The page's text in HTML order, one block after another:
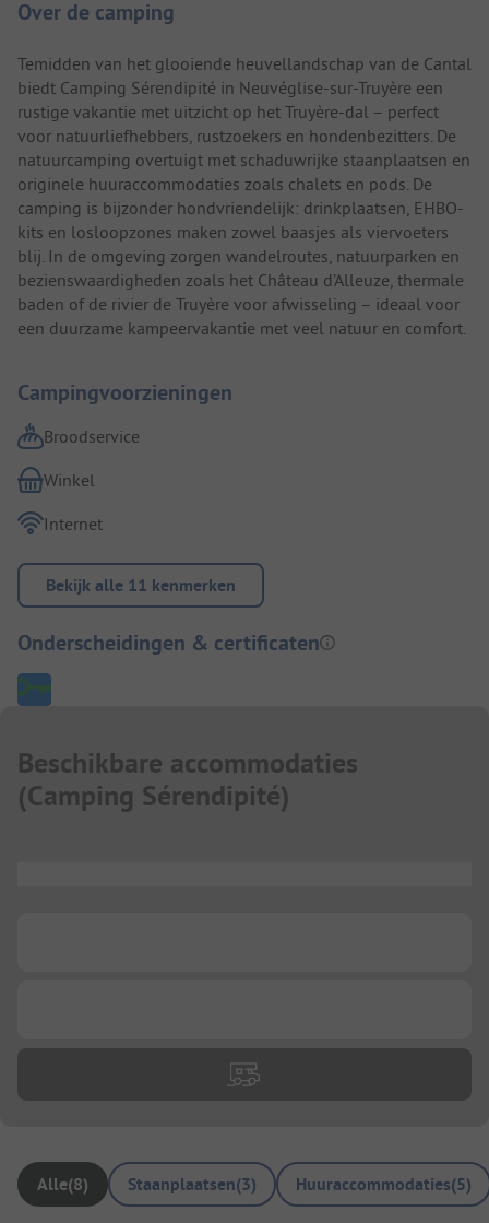
Over de camping
Temidden van het glooiende heuvellandschap van de Cantal
biedt Camping Sérendipité in Neuvéglise-sur-Truyère een
rustige vakantie met uitzicht op het Truyère-dal – perfect
voor natuurliefhebbers, rustzoekers en hondenbezitters. De
natuurcamping overtuigt met schaduwrijke staanplaatsen en
originele huuraccommodaties zoals chalets en pods. De
camping is bijzonder hondvriendelijk: drinkplaatsen, EHBO-
kits en losloopzones maken zowel baasjes als viervoeters
blij. In de omgeving zorgen wandelroutes, natuurparken en
bezienswaardigheden zoals het Château d’Alleuze, thermale
baden of de rivier de Truyère voor afwisseling – ideaal voor
een duurzame kampeervakantie met veel natuur en comfort.
Campingvoorzieningen
Broodservice
Winkel
Internet
Bekijk alle 11 kenmerken
Onderscheidingen & certificaten
Beschikbare accommodaties
(Camping Sérendipité)
Alle(8) Staanplaatsen(3) Huuraccommodaties(5)